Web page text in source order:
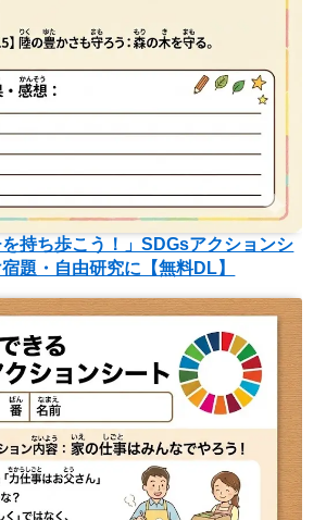
を持ち歩こう！」SDGsアクションシ
題・自由研究に【無料DL】